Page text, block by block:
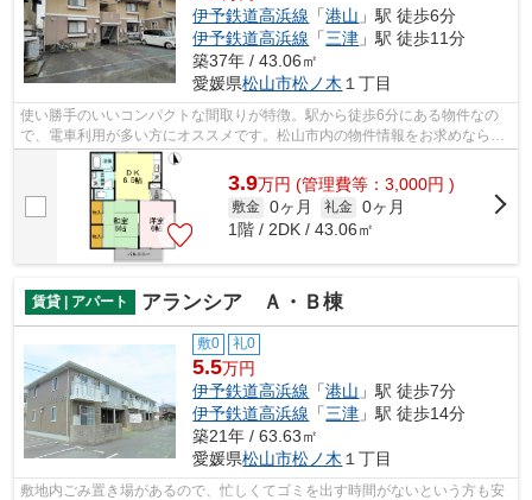
伊予鉄道高浜線 「港山 」駅 徒歩6分
伊予鉄道高浜線 「三津 」駅 徒歩11分
築37年 / 43.06㎡
愛媛県松山市松ノ木 １丁目
使い勝手のいいコンパクトな間取りが特徴。駅から徒歩6分にある物件なの
で、電車利用が多い方にオススメです。松山市内の物件情報をお求めならお
気軽に当社へご連絡下さい。地域に密着...
3.9万円 (管理費等：3,000円 )
敷金 0ヶ月 礼金 0ヶ月
1階 / 2DK / 43.06㎡
賃貸 | アパート アランシア Ａ・Ｂ棟
敷0 礼0
5.5万円
伊予鉄道高浜線 「港山 」駅 徒歩7分
伊予鉄道高浜線 「三津 」駅 徒歩14分
築21年 / 63.63㎡
愛媛県松山市松ノ木 １丁目
敷地内ごみ置き場があるので、忙しくてゴミを出す時間がないという方も安